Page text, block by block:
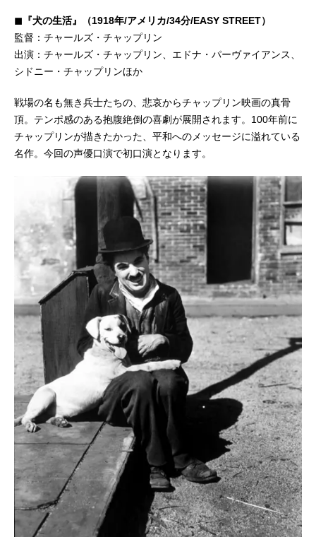
◼︎『犬の生活』（1918年/アメリカ/34分/EASY STREET）
監督：チャールズ・チャップリン
出演：チャールズ・チャップリン、エドナ・パーヴァイアンス、
シドニー・チャップリンほか
戦場の名も無き兵士たちの、悲哀からチャップリン映画の真骨
頂。テンポ感のある抱腹絶倒の喜劇が展開されます。100年前に
チャップリンが描きたかった、平和へのメッセージに溢れている
名作。今回の声優口演で初口演となります。